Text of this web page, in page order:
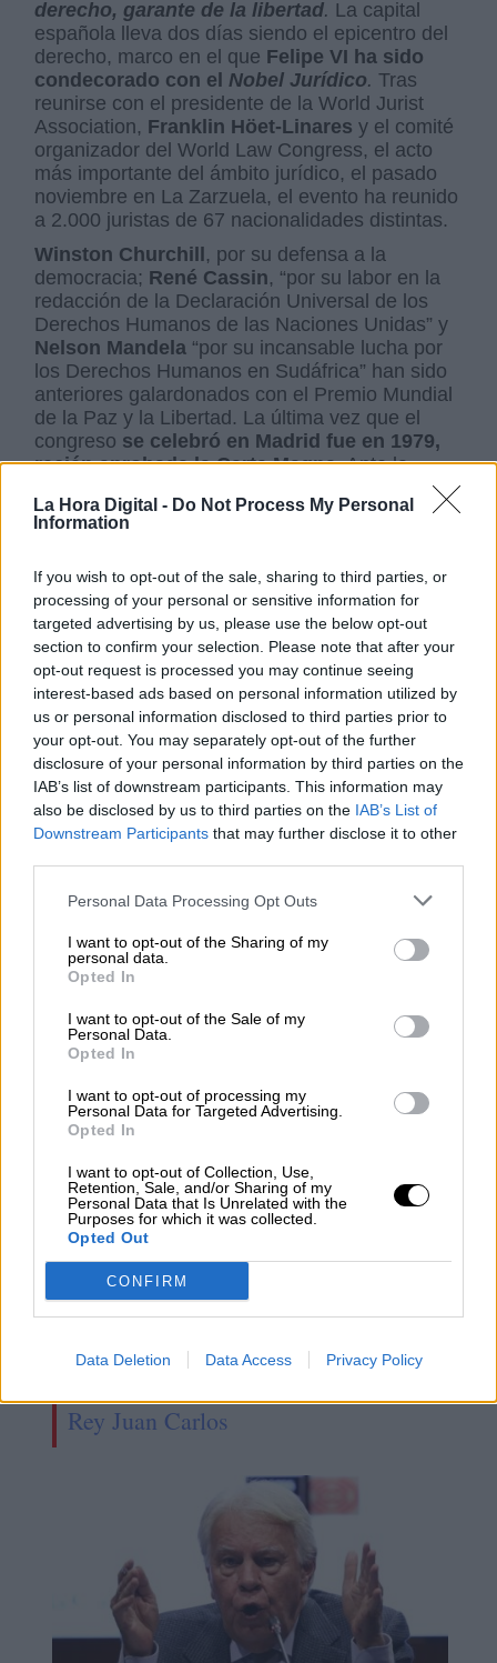
La Hora Digital - Do Not Process My Personal
Information
If you wish to opt-out of the sale, sharing to third parties, or
processing of your personal or sensitive information for
targeted advertising by us, please use the below opt-out
section to confirm your selection. Please note that after your
opt-out request is processed you may continue seeing
interest-based ads based on personal information utilized by
us or personal information disclosed to third parties prior to
your opt-out. You may separately opt-out of the further
disclosure of your personal information by third parties on the
IAB’s list of downstream participants. This information may
also be disclosed by us to third parties on the IAB’s List of
Downstream Participants that may further disclose it to other
Personal Data Processing Opt Outs
I want to opt-out of the Sharing of my
personal data.
Opted In
I want to opt-out of the Sale of my
Personal Data.
Opted In
I want to opt-out of processing my
Personal Data for Targeted Advertising.
Opted In
I want to opt-out of Collection, Use,
Retention, Sale, and/or Sharing of my
Personal Data that Is Unrelated with the
Purposes for which it was collected.
Opted Out
CONFIRM
Data Deletion Data Access Privacy Policy
derecho, garante de la libertad. La capital
española lleva dos días siendo el epicentro del
derecho, marco en el que Felipe VI ha sido
condecorado con el Nobel Jurídico.Tras
reunirse con el presidente de la World Jurist
Association, Franklin Höet-Linares y el comité
organizador del World Law Congress, el acto
más importante del ámbito jurídico, el pasado
noviembre en La Zarzuela, el evento ha reunido
a 2.000 juristas de 67 nacionalidades distintas.
Winston Churchill, por su defensa a la
democracia; René Cassin, “por su labor en la
redacción de la Declaración Universal de los
Derechos Humanos de las Naciones Unidas” y
Nelson Mandela “por su incansable lucha por
los Derechos Humanos en Sudáfrica” han sido
anteriores galardonados con el Premio Mundial
de la Paz y la Libertad. La última vez que el
congreso se celebró en Madrid fue en 1979,
recién aprobada la Carta Magna. Ante la
necesidad de los profesionales del derecho de
impulsar un foro común, la World Jurist
Association inició sus pasos en 1963.
Felipe González Felipe VI
Nobel Jurídico
World Jurist Congress
Reina Letizia
NOTICIAS RELACIONADAS
El rey emérito visita a Felipe VI en
el Palacio de La Zarzuela
Felipe VI viaja a Abu Dabi al funeral
Rey Juan Carlos